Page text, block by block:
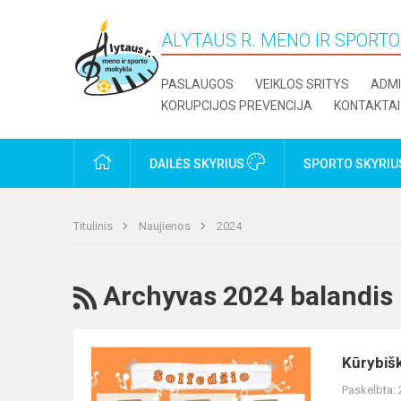
ALYTAUS R. MENO IR
PASLAUGOS VEIKLOS SRITYS
KORUPCIJOS PREVENCIJA
KONTAKTAI
PRADŽIADAILĖS SKYRIUS SPORTO
Titulinis Naujienos 2024
RSS
Archyvas 2024 balandis
Kūrybiškumas
solfedžio
Paskelbta: